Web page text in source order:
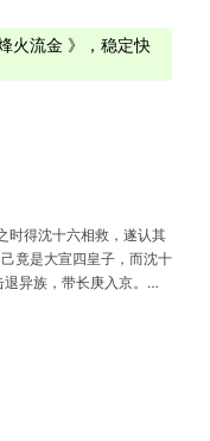
火流金 》，稳定快
时得沈十六相救，遂认其
竟是大宣四皇子，而沈十
异族，带长庚入京。新
力清除积弊。最终，山河